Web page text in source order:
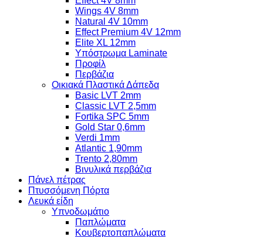
Wings 4V 8mm
Natural 4V 10mm
Effect Premium 4V 12mm
Elite XL 12mm
Υπόστρωμα Laminate
Προφίλ
Περβάζια
Οικιακά Πλαστικά Δάπεδα
Basic LVT 2mm
Classic LVT 2,5mm
Fortika SPC 5mm
Gold Star 0,6mm
Verdi 1mm
Atlantic 1,90mm
Trento 2,80mm
Βινυλικά περβάζια
Πάνελ πέτρας
Πτυσσόμενη Πόρτα
Λευκά είδη
Υπνοδωμάτιο
Παπλώματα
Κουβερτοπαπλώματα